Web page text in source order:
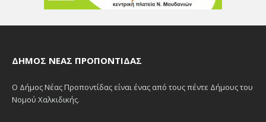
ΔΉΜΟΣ ΝΈΑΣ ΠΡΟΠΟΝΤΊΔΑΣ
Ο Δήμος Νέας Προποντίδας είναι ένας από τους πέντε Δήμους του
Νομού Χαλκιδικής.